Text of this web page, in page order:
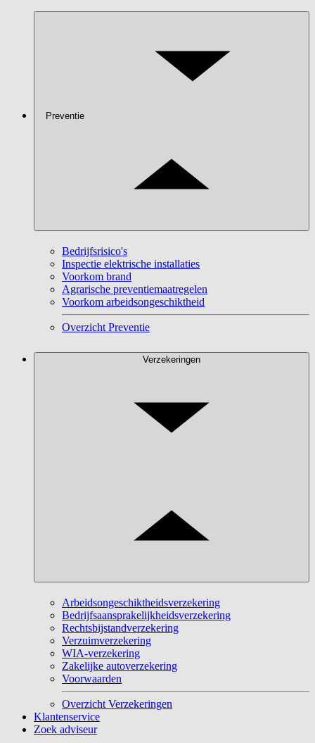
Preventie
Bedrijfsrisico's
Inspectie elektrische installaties
Voorkom brand
Agrarische preventiemaatregelen
Voorkom arbeidsongeschiktheid
Overzicht Preventie
Verzekeringen
Arbeidsongeschiktheidsverzekering
Bedrijfsaansprakelijkheidsverzekering
Rechtsbijstandverzekering
Verzuimverzekering
WIA-verzekering
Zakelijke autoverzekering
Voorwaarden
Overzicht Verzekeringen
Klantenservice
Zoek adviseur